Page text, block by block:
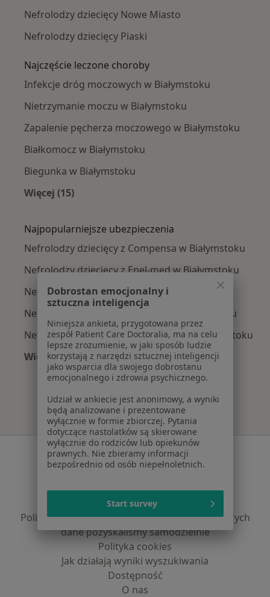
Nefrolodzy dziecięcy Nowe Miasto
Nefrolodzy dziecięcy Piaski
Najczęście leczone choroby
Infekcje dróg moczowych w Białymstoku
Nietrzymanie moczu w Białymstoku
Zapalenie pęcherza moczowego w Białymstoku
Białkomocz w Białymstoku
Biegunka w Białymstoku
Więcej (15)
Najpopularniejsze ubezpieczenia
Nefrolodzy dziecięcy z Compensa w Białymstoku
Nefrolodzy dziecięcy z Enel-med w Białymstoku
Nefrolodzy dziecięcy z Allianz w Białymstoku
Nefrolodzy dziecięcy z POLMED w Białymstoku
Nefrolodzy dziecięcy z Signal Iduna w Białymstoku
Więcej (1)
Więcej w kategorii: Najpopularniejsze
Serwis
Regulamin
Polityka prywatności pacjentów
Polityka prywatności profesjonalistów
Polityka prywatności dla profesjonalistów, których
dane pozyskaliśmy samodzielnie
Polityka cookies
Jak działają wyniki wyszukiwania
Dostępność
O nas
Dobrostan emocjonalny i
sztuczna inteligencja
Niniejsza ankieta, przygotowana przez
zespół Patient Care Doctoralia, ma na celu
lepsze zrozumienie, w jaki sposób ludzie
korzystają z narzędzi sztucznej inteligencji
jako wsparcia dla swojego dobrostanu
emocjonalnego i zdrowia psychicznego.
Udział w ankiecie jest anonimowy, a wyniki
będą analizowane i prezentowane
wyłącznie w formie zbiorczej. Pytania
dotyczące nastolatków są skierowane
wyłącznie do rodziców lub opiekunów
prawnych. Nie zbieramy informacji
bezpośrednio od osób niepełnoletnich.
Start survey